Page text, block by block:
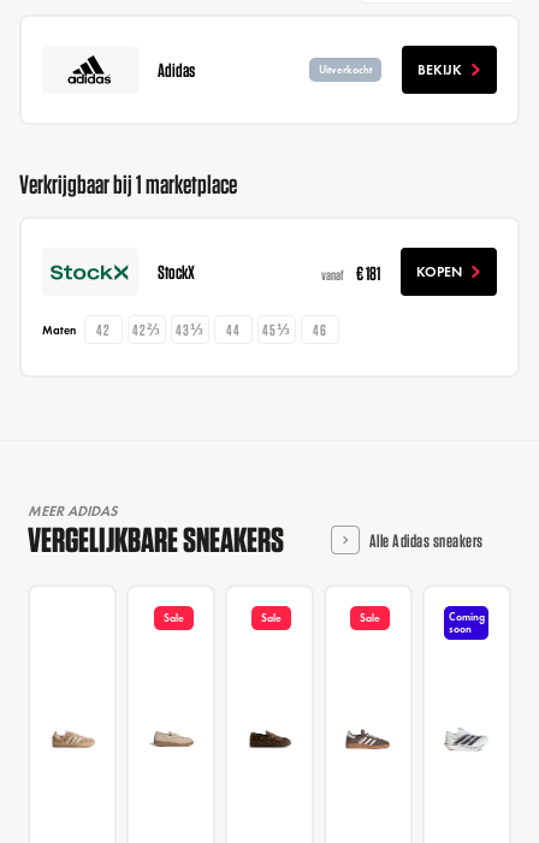
Adidas Uitverkocht BEKIJK
Verkrijgbaar bij 1 marketplace
StockX vanaf € 181 KOPEN
Maten 42 42⅔ 43⅓ 44 45⅓ 46
MEER ADIDAS
VERGELIJKBARE SNEAKERS Alle Adidas sneakers
Sale Sale Sale
Coming
soon